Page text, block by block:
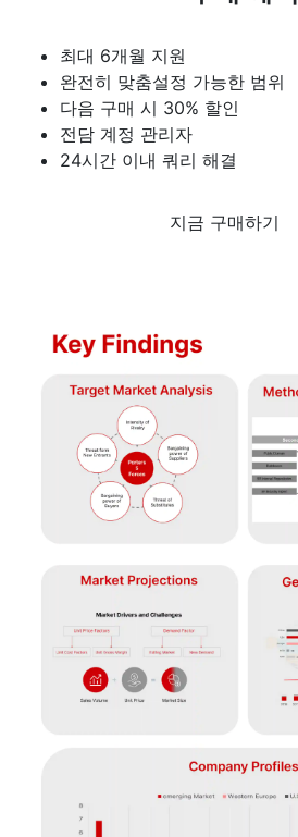
최대 6개월 지원
완전히 맞춤설정 가능한 범위
다음 구매 시 30% 할인
전담 계정 관리자
24시간 이내 쿼리 해결
지금 구매하기